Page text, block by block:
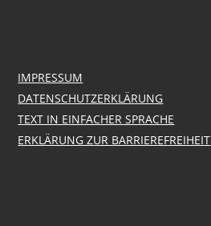
IMPRESSUM
DATENSCHUTZERKLÄRUNG
TEXT IN EINFACHER SPRACHE
ERKLÄRUNG ZUR BARRIEREFREIHEIT